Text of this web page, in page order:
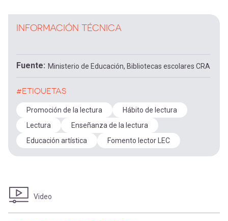
INFORMACIÓN TÉCNICA
Fuente Ministerio de Educación, Bibliotecas escolares CRA
#ETIQUETAS
Promoción de la lectura
Hábito de lectura
Lectura
Enseñanza de la lectura
Educación artística
Fomento lector LEC
Video